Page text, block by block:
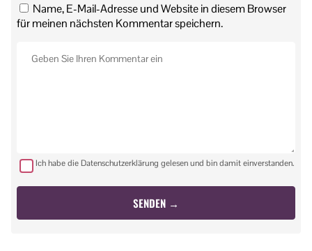
Name, E-Mail-Adresse und Website in diesem Browser
für meinen nächsten Kommentar speichern.
Ich habe die Datenschutzerklärung gelesen und bin damit einverstanden.